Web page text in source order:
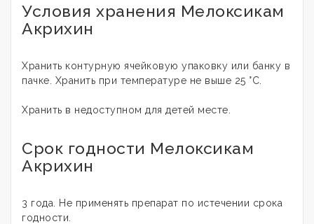
Условия хранения Мелоксикам
Акрихин
Хранить контурную ячейковую упаковку или банку в
пачке. Хранить при температуре не выше 25 °C.
Хранить в недоступном для детей месте.
Срок годности Мелоксикам
Акрихин
3 года. Не применять препарат по истечении срока
годности.